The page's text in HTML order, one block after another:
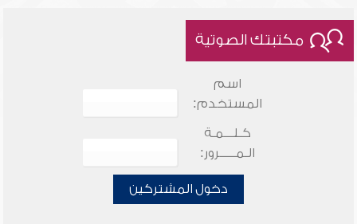
مكتبتك الصوتية
اسم
المستخدم:
كـلـــمـة
الـمـــــرور:
دخول المشتركين